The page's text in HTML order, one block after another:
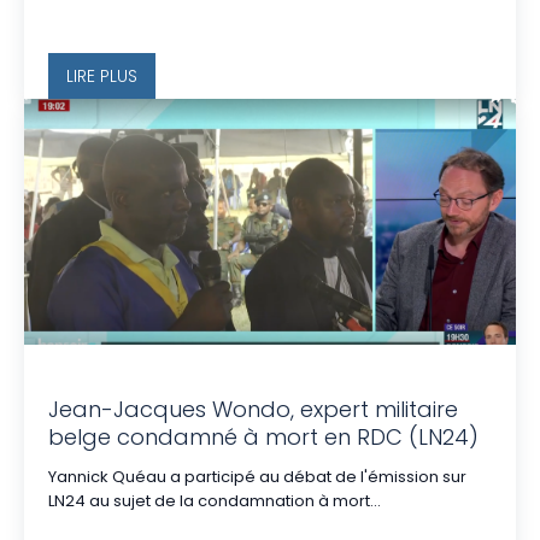
LIRE PLUS
Jean-Jacques Wondo, expert militaire
belge condamné à mort en RDC (LN24)
Yannick Quéau a participé au débat de l'émission sur
LN24 au sujet de la condamnation à mort...